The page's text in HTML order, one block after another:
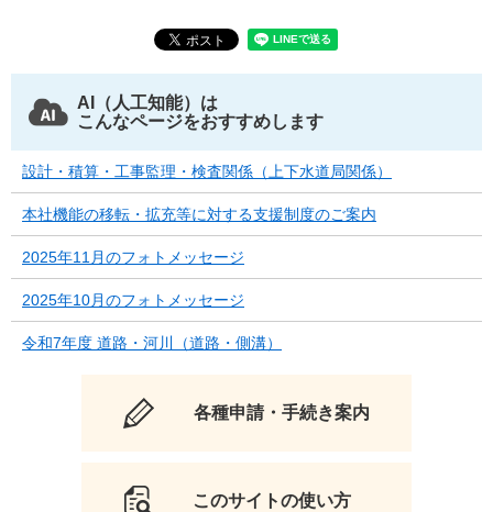
AI（人工知能）は
こんなページをおすすめします
設計・積算・工事監理・検査関係（上下水道局関係）
本社機能の移転・拡充等に対する支援制度のご案内
2025年11月のフォトメッセージ
2025年10月のフォトメッセージ
令和7年度 道路・河川（道路・側溝）
各種申請・手続き案内
このサイトの使い方